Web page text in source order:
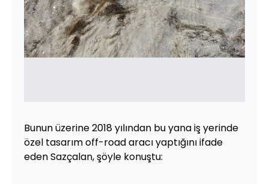
Bunun üzerine 2018 yılından bu yana iş yerinde
özel tasarım off-road aracı yaptığını ifade
eden Sazçalan, şöyle konuştu: